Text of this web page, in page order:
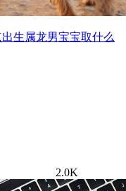
生属龙男宝宝取什么
2.0K